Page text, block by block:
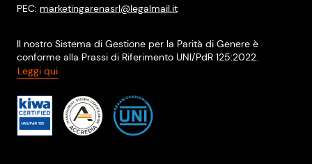
PEC: marketingarenasrl@legalmail.it
Il nostro Sistema di Gestione per la Parità di Genere è
conforme alla Prassi di Riferimento UNI/PdR 125:2022.
Leggi qui